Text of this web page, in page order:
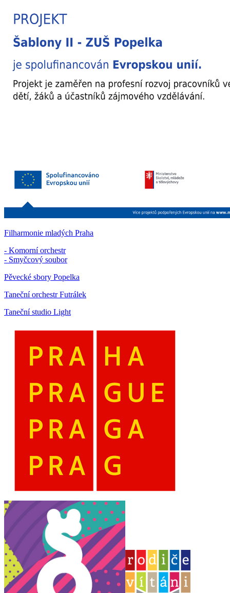
Filharmonie mladých Praha
- Komorní orchestr
- Smyčcový soubor
Pěvecké sbory Popelka
Taneční orchestr Futrálek
Taneční studio Light